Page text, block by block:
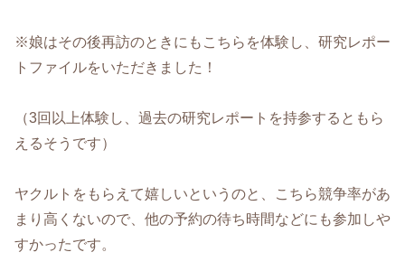
※娘はその後再訪のときにもこちらを体験し、研究レポー
トファイルをいただきました！
（3回以上体験し、過去の研究レポートを持参するともら
えるそうです）
ヤクルトをもらえて嬉しいというのと、こちら競争率があ
まり高くないので、他の予約の待ち時間などにも参加しや
すかったです。